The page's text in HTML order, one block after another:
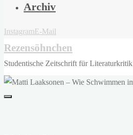
Archiv
InstagramE-Mail
Rezensöhnchen
Studentische Zeitschrift für Literaturkritik